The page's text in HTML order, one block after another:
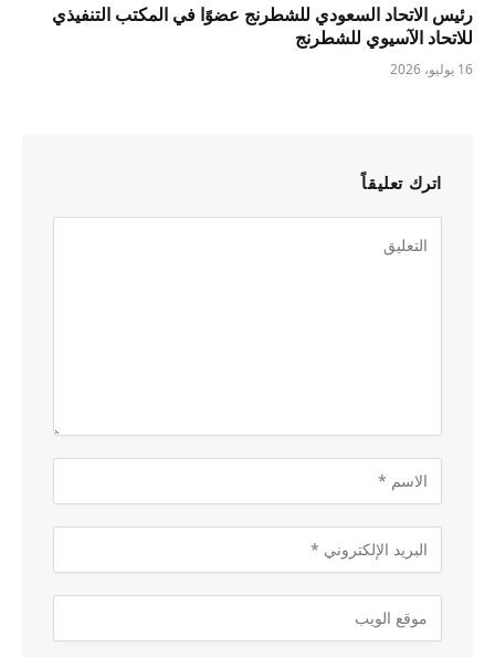
رئيس الاتحاد السعودي للشطرنج عضوًا في المكتب التنفيذي
للاتحاد الآسيوي للشطرنج
16 يوليو، 2026
اترك تعليقاً